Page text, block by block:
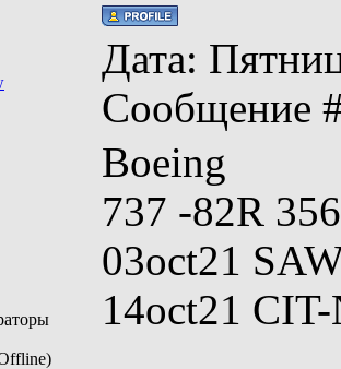
Дата:
Сообщение
Boeing
737 -82R
03oct21
14oct21